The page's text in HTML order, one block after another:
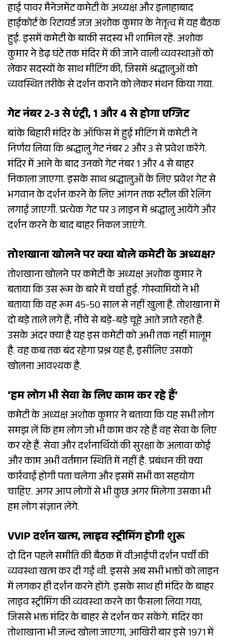
हाई पावर मैनेजमेंट कमेटी के अध्यक्ष और इलाहाबाद
हाईकोर्ट के रिटायर्ड जज अशोक कुमार के नेतृत्व में यह बैठक
हुई. इसमें कमेटी के बाकी सदस्य भी शामिल रहें. अशोक
कुमार ने डेढ़ घंटे तक मंदिर में की जाने वाली व्यवस्थाओं को
लेकर सदस्यों के साथ मीटिंग की, जिसमें श्रद्धालुओं को
व्यवस्थित तरीके से दर्शन कराने को लेकर मंथन किया गया.
गेट नंबर 2-3 से एंट्री, 1 और 4 से होगा एग्जिट
बांके बिहारी मंदिर के ऑफिस में हुई मीटिंग में कमेटी ने
निर्णय लिया कि श्रद्धालु गेट नंबर 2 और 3 से प्रवेश करेंगे.
मंदिर में आने के बाद उनको गेट नंबर 1 और 4 से बाहर
निकाला जाएगा. इसके साथ श्रद्धालुओं के लिए प्रवेश गेट से
भगवान के दर्शन करने के लिए आंगन तक स्टील की रेलिंग
लगाई जाएगी. प्रत्येक गेट पर 3 लाइन में श्रद्धालु आयेंगे और
दर्शन करने के बाद बाहर निकल जाएंगे.
तोशखाना खोलने पर क्या बोले कमेटी के अध्यक्ष?
तोशखाना खोलने पर कमेटी के अध्यक्ष अशोक कुमार ने
बताया कि उस रूम के बारे में चर्चा हुई. गोस्वामियों ने भी
बताया कि वह रूम 45-50 साल से नहीं खुला है. तोशखाना में
दो बड़े ताले लगे हैं, नीचे से बड़े-बड़े चूहे आते जाते रहते हैं.
उसके अंदर क्या है यह इस कमेटी को अभी तक नहीं मालूम
है. वह कब तक बंद रहेगा प्रश्न यह है, इसीलिए उसको
खोलना आवश्यक है.
‘हम लोग भी सेवा के लिए काम कर रहे हैं’
कमेटी के अध्यक्ष अशोक कुमार ने बताया कि यह सभी लोग
समझ लें कि हम लोग जो भी काम कर रहे हैं वह सेवा के लिए
कर रहे हैं. सेवा और दर्शनार्थियों की सुरक्षा के अलावा कोई
और काम अभी वर्तमान स्थिति में नहीं है. प्रबंधन की क्या
कार्रवाई होगी पता चलेगा और इसमें सभी का सहयोग
चाहिए. अगर आप लोगों से भी कुछ अगर मिलेगा उसका भी
हम लोग संज्ञान लेंगे.
VVIP दर्शन खत्म, लाइव स्ट्रीमिंग होगी शुरू
दो दिन पहले समीति की बैठक में वीआईपी दर्शन पर्ची की
व्यवस्था खत्म कर दी गई थी. इससे अब सभी भक्तों को लाइन
में लगकर ही दर्शन करने होंगे. इसके साथ ही मंदिर के बाहर
लाइव स्ट्रीमिंग की व्यवस्था करने का फैसला लिया गया,
जिससे भक्त मंदिर के बाहर से दर्शन कर सकेंगे. मंदिर का
तोशाखाना भी जल्द खोला जाएगा, आखिरी बार इसे 1971 में